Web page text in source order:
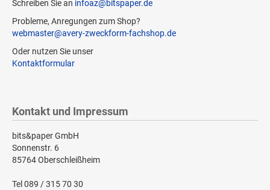
Schreiben Sie an infoaz@bitspaper.de
Probleme, Anregungen zum Shop?
webmaster@avery-zweckform-fachshop.de
Oder nutzen Sie unser
Kontaktformular
Kontakt und Impressum
bits&paper GmbH
Sonnenstr. 6
85764 Oberschleißheim
Tel 089 / 315 70 30